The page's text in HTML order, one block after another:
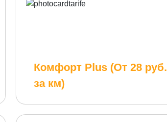
Комфорт Plus (От 28 руб.
за км)